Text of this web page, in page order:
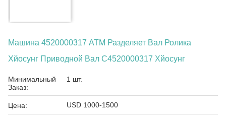
Машина 4520000317 АТМ Разделяет Вал Ролика
Хйосунг Приводной Вал С4520000317 Хйосунг
Минимальный
Заказ:
1 шт.
Цена: USD 1000-1500